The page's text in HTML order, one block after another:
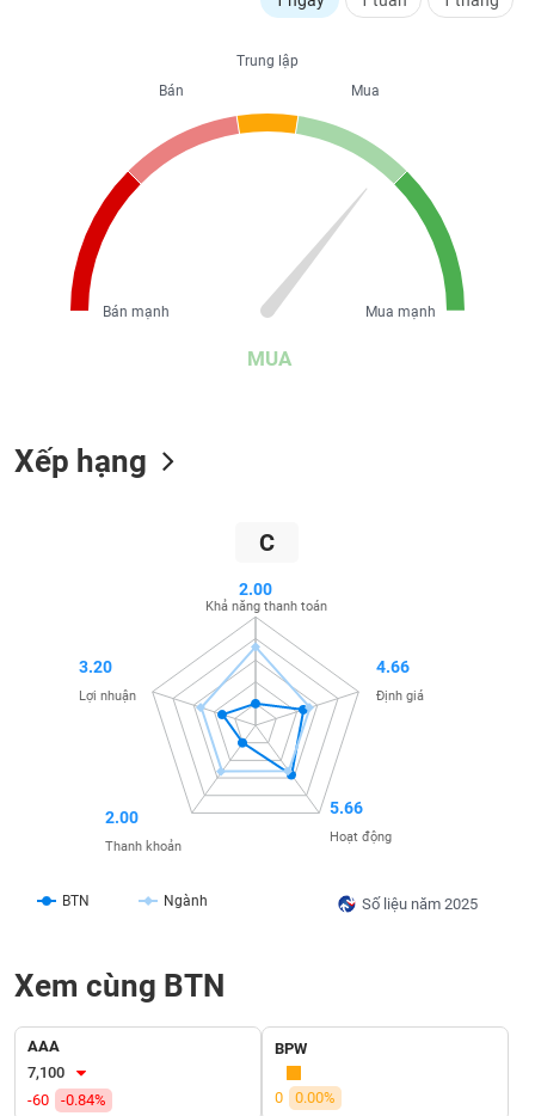
MUA
Trung lập
Mua
Mua mạnh
Bán
Bán mạnh
Xếp hạng
C
Số liệu năm 2025
BTN Ngành
2.00
Khả năng thanh toán
4.66
Định giá
5.66
Hoạt động
2.00
Thanh khoản
3.20
Lợi nhuận
Xem cùng BTN
AAA
7,100
-60
-0.84%
BPW
0 0.00%
THÔNG
DỊCH
VỤ
TRUYỀN